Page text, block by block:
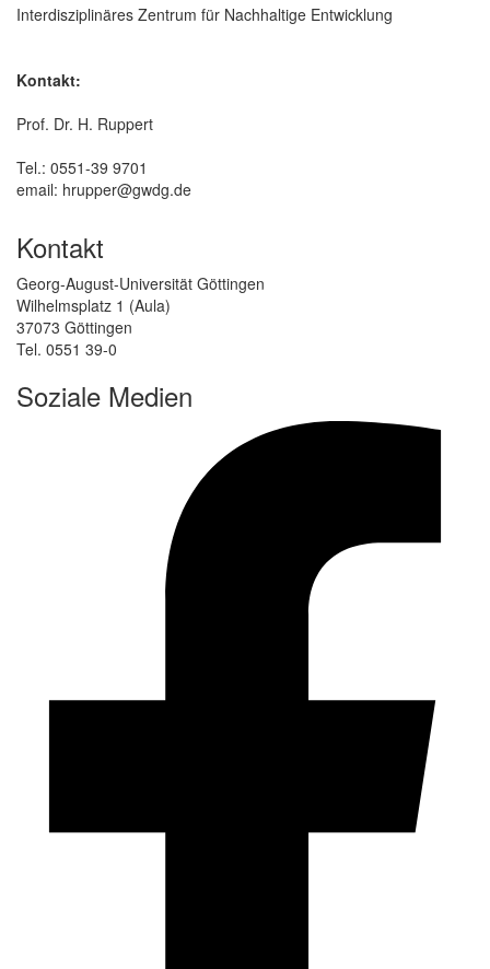
Interdisziplinäres Zentrum für Nachhaltige Entwicklung
Kontakt:
Prof. Dr. H. Ruppert
Tel.: 0551-39 9701
email: hrupper@gwdg.de
Kontakt
Georg-August-Universität Göttingen
Wilhelmsplatz 1 (Aula)
37073 Göttingen
Tel. 0551 39-0
Soziale Medien